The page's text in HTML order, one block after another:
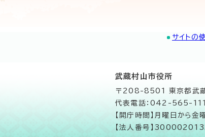
サイトの
武蔵村山市役所
〒208-8501 東京都武
代表電話：042-565-
【開庁時間】月曜日から
【法人番号】